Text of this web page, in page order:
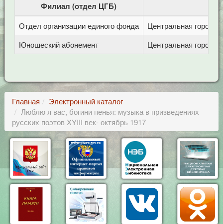
Филиал (отдел ЦГБ)
Отдел организации единого фонда
Центральная
Юношеский абонемент
Центральная
Главная
Электронный каталог
Люблю я вас, богини пенья: музыка в призведениях
русских поэтов XYIII век- октябрь 1917